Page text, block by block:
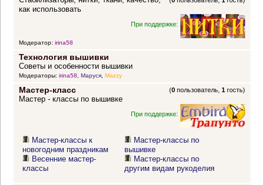
как использовать
При поддержке:
Модератор: irina58
Технология вышивки
Советы и особенности вышивки
Модераторы: irina58, Маруся, Mazzy
Мастер-класс (0 пользователь,1 гость)
Мастер - классы по вышивке
При поддержке:
Мастер-классы к
новогодним праздникам
Весенние мастер-
классы
Мастер-классы по
вышивке
Мастер-классы по
другим видам рукоделия